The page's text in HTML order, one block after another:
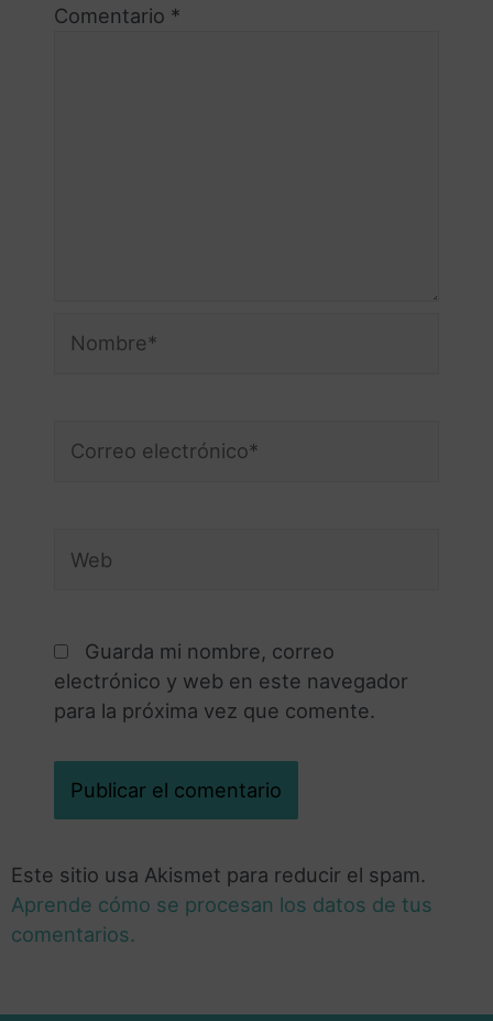
Comentario *
Guarda mi nombre, correo
electrónico y web en este navegador
para la próxima vez que comente.
Este sitio usa Akismet para reducir el spam.
Aprende cómo se procesan los datos de tus
comentarios.